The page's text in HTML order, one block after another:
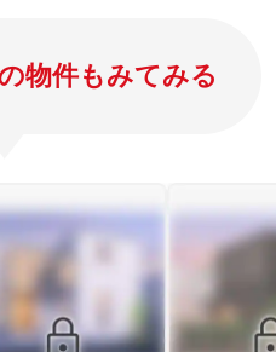
物件もみてみる